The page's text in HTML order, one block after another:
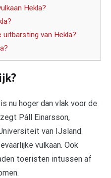
Hekla?
uitbarsting van Hekla?
nu hoger dan vlak voor de
Páll Einarsson,
van IJsland.
vulkaan. Ook
toeristen intussen af